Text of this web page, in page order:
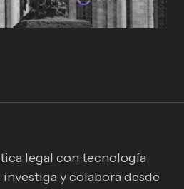
legal con tecnología
y colabora desde